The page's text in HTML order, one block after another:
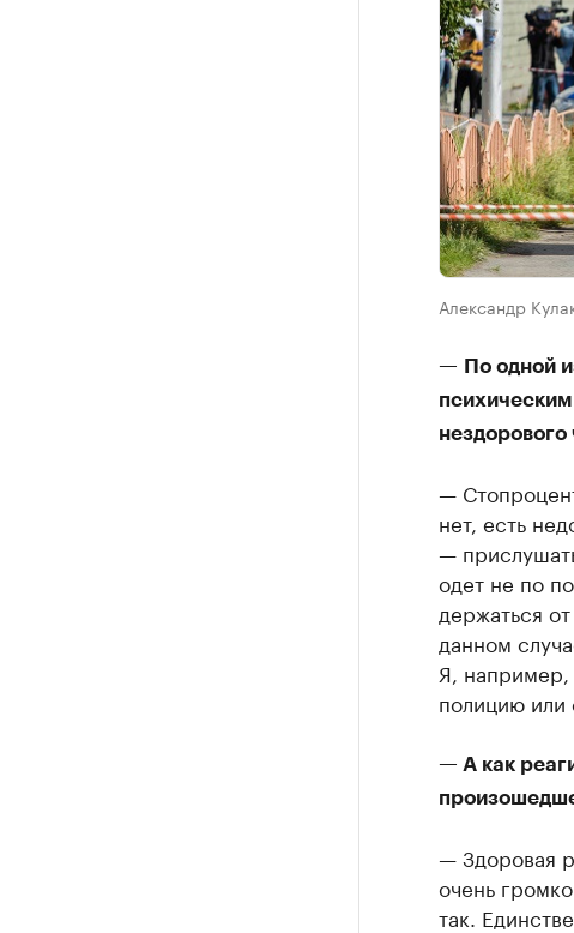
Александр
— По одной
нездорового
—
нет, есть
—
одет не по
держаться
данном
Я, например,
полицию или
— А как
— Здоровая
очень
так.